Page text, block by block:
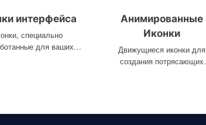
интерфейса
специально
для ваших
Анимированные
Иконки
Движущиеся иконки для
создания потрясающих